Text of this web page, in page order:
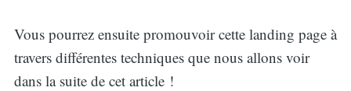
Vous pourrez ensuite promouvoir cette landing page à
travers différentes techniques que nous allons voir
dans la suite de cet article !